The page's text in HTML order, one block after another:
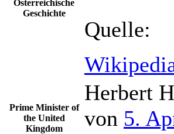
Österreichische
Geschichte
Quelle:
Prime Minister of
the United
Kingdom
Herbert
von 5.